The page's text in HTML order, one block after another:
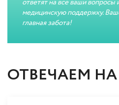
ответят на все ваши
медицинскую поддержку.
главная забота!
ОТВЕЧАЕМ